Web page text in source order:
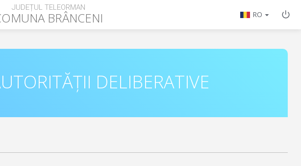
JUDEȚUL TELEORMAN
BRÂNCENI RO
DELIBERATIVE